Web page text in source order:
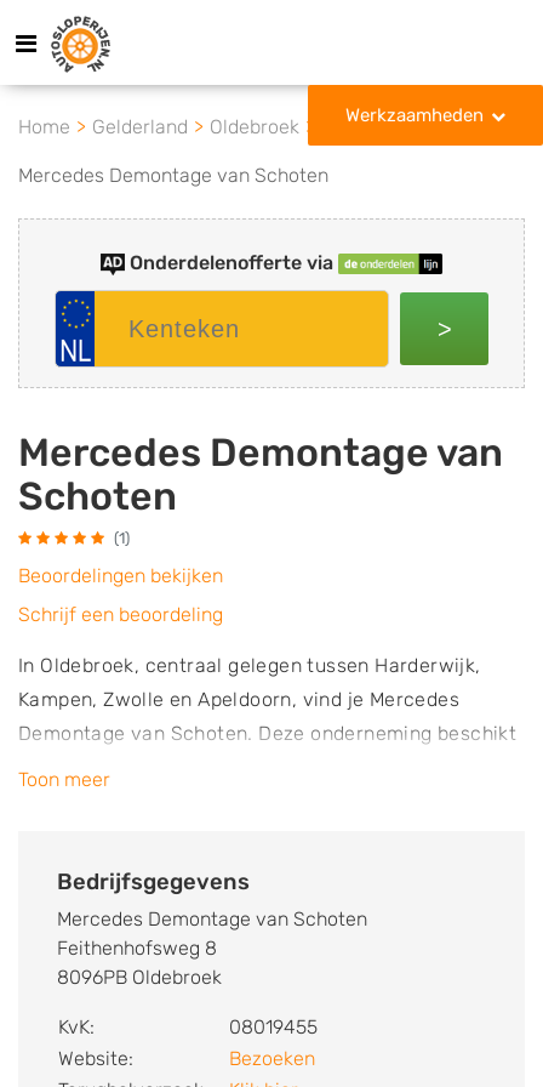
Werkzaamheden
Home Gelderland Oldebroek
Mercedes Demontage van Schoten
Onderdelenofferte via
>
Mercedes Demontage van
Schoten
(1)
Beoordelingen bekijken
Schrijf een beoordeling
In Oldebroek, centraal gelegen tussen Harderwijk,
Kampen, Zwolle en Apeldoorn, vind je Mercedes
Demontage van Schoten. Deze onderneming beschikt
over een eigen terrein waar allerlei typen auto’s van
demontage. Het bedrijf is gespecialiseerd in het
onderdelen en de export van gebruikte onderdelen. De
autosloperij is gevestigd in Oldebroek en heeft een
Voertuigen die bij deze onderneming worden
ingenomen worden op een verantwoorde en
Toon meer
Bedrijfsgegevens
Mercedes Demontage van Schoten
Feithenhofsweg 8
8096PB Oldebroek
KvK:
08019455
Website:
Bezoeken